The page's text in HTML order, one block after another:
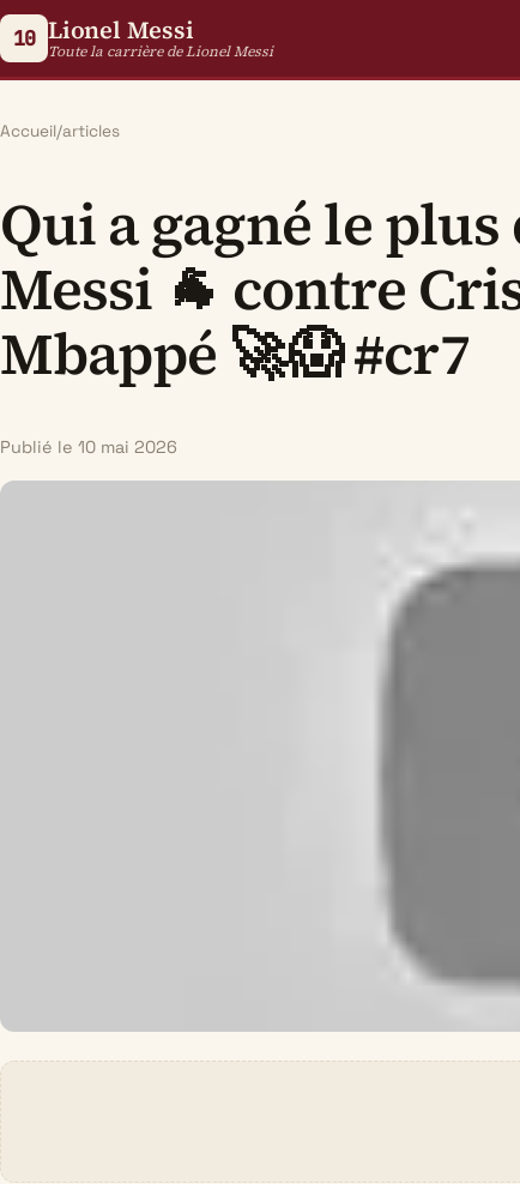
10 Lionel Messi
Toute la carrière de Lionel Messi
Accueil/articles
Qui a gagné le plus
Messi 🐐 contre
Mbappé 🚀😱 #cr7
Publié le 10 mai 2026